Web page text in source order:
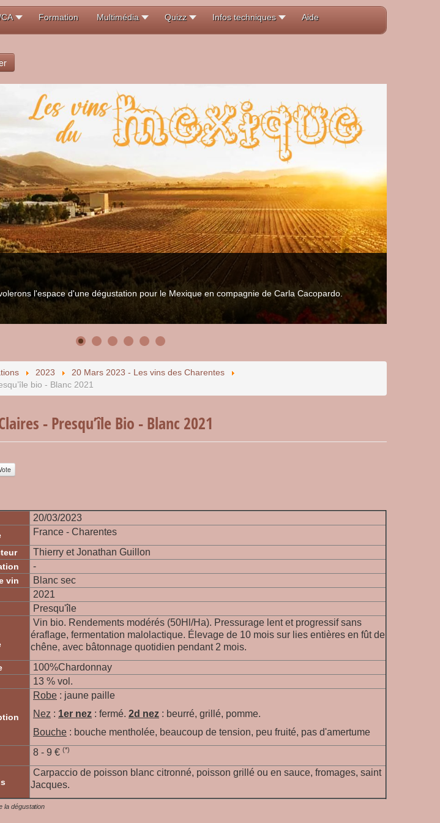
Formation Multimédia Quizz Infos techniques Aide
l'espace d'une dégustation pour le Mexique en compagnie de Carla Cacopardo.
2023
20 Mars 2023 - Les vins des Charentes
bio - Blanc 2021
- Presqu’île Bio - Blanc 2021
20/03/2023
France - Charentes
Thierry et Jonathan Guillon
-
vin Blanc sec
2021
Presqu'île
Vin bio. Rendements modérés (50Hl/Ha). Pressurage lent et progressif sans
éraflage, fermentation malolactique. Élevage de 10 mois sur lies entières en fût de
chêne, avec bâtonnage quotidien pendant 2 mois.
100%Chardonnay
13 % vol.
Robe : jaune paille
Nez : 1er nez : fermé. 2d nez : beurré, grillé, pomme.
Bouche : bouche mentholée, beaucoup de tension, peu fruité, pas d'amertume
8 - 9 € (*)
Carpaccio de poisson blanc citronné, poisson grillé ou en sauce, fromages, saint
Jacques.
la dégustation